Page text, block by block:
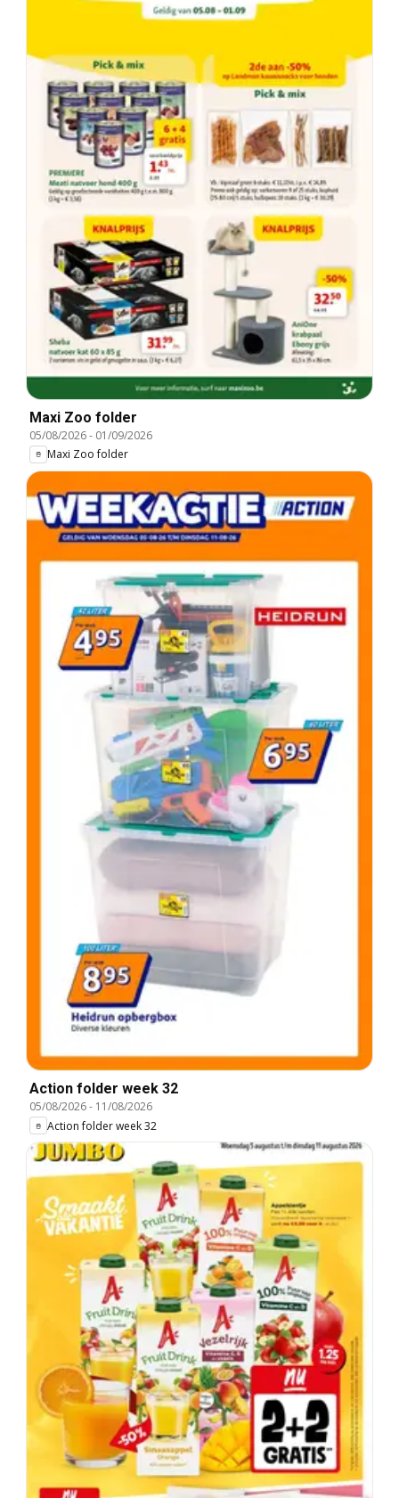
Maxi Zoo folder
05/08/2026- 01/09/2026
Maxi Zoo folder
Action folder week 32
05/08/2026- 11/08/2026
Action folder week 32